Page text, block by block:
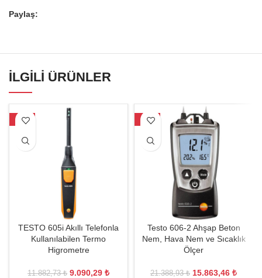
Paylaş:
İLGILI ÜRÜNLER
-23%
TESTO 605i Akıllı Telefonla
Kullanılabilen Termo
Higrometre
11.882,73₺ 9.090,29 ₺
-26%
Testo 606-2 Ahşap Beton
Nem, Hava Nem ve Sıcaklık
Ölçer
21.388,93₺ 15.863,46 ₺